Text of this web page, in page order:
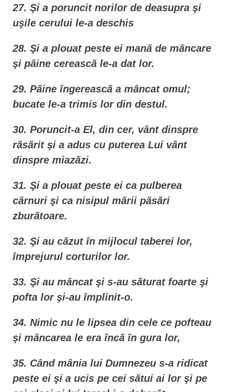
27. Şi a poruncit norilor de deasupra şi
uşile cerului le-a deschis
28. Şi a plouat peste ei mană de mâncare
şi pâine cerească le-a dat lor.
29. Pâine îngerească a mâncat omul;
bucate le-a trimis lor din destul.
30. Poruncit-a El, din cer, vânt dinspre
răsărit şi a adus cu puterea Lui vânt
dinspre miazăzi.
31. Şi a plouat peste ei ca pulberea
cărnuri şi ca nisipul mării păsări
zburătoare.
32. Şi au căzut în mijlocul taberei lor,
împrejurul corturilor lor.
33. Şi au mâncat şi s-au săturat foarte şi
pofta lor şi-au împlinit-o.
34. Nimic nu le lipsea din cele ce pofteau
şi mâncarea le era încă în gura lor,
35. Când mânia lui Dumnezeu s-a ridicat
peste ei şi a ucis pe cei sătui ai lor şi pe